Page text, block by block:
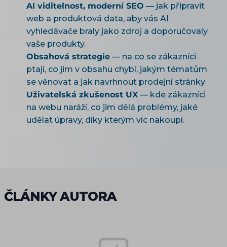
AI viditelnost, moderní SEO — jak připravit
web a produktová data, aby vás AI
vyhledávače braly jako zdroj a doporučovaly
vaše produkty.
Obsahová strategie — na co se zákazníci
ptají, co jim v obsahu chybí, jakým tématům
se věnovat a jak navrhnout prodejní stránky
Uživatelská zkušenost UX — kde zákazníci
na webu naráží, co jim dělá problémy, jaké
udělat úpravy, díky kterým víc nakoupí.
ČLÁNKY AUTORA